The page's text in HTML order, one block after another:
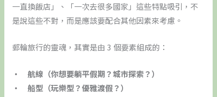
一直換飯店」、「一次去很多國家」這些特點吸引，不
是說這些不對，而是應該要配合其他因素來考慮。
郵輪旅行的靈魂，其實是由 3 個要素組成的：
•​ 航線（你想要躺平假期？城市探索？）
•​ 船型（玩樂型？優雅渡假？）